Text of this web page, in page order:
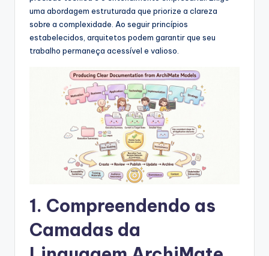
si
w
uma abordagem estruturada que priorize a clareza
sobre a complexidade. Ao seguir princípios
estabelecidos, arquitetos podem garantir que seu
trabalho permaneça acessível e valioso.
1. Compreendendo as
Camadas da